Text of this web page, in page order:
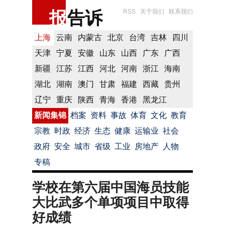
报告诉 RSS 关于我们 联系我们
上海 云南 内蒙古 北京 台湾 吉林
四川
天津
宁夏 安徽 山东 山西 广东
广西
新疆
江苏 江西 河北 河南 浙江
海南
湖北
湖南 澳门 甘肃 福建 西藏
贵州
辽宁
重庆 陕西 青海 香港
黑龙江
新闻集锦 档案 资料 事故 体育 文化 教育
宗教 时政 经济 生态 健康 运输业 社会
政府 安全 城市 省级 工业 房地产
人物
专稿
学校在第六届中国海员技能
大比武多个单项项目中取得
好成绩